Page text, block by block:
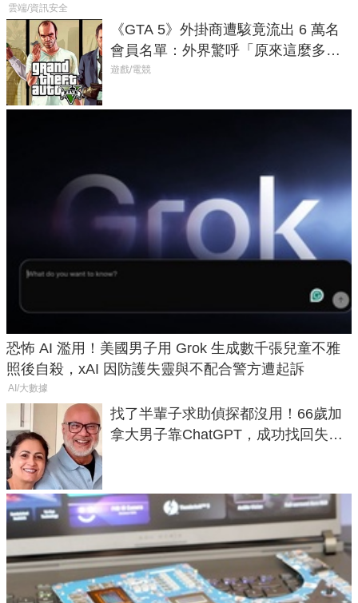
雲端/資訊安全
《GTA 5》外掛商遭駭竟流出 6 萬名
會員名單：外界驚呼「原來這麼多人
在開掛！」
遊戲/電競
恐怖 AI 濫用！美國男子用 Grok 生成數千張兒童不雅
照後自殺，xAI 因防護失靈與不配合警方遭起訴
AI/大數據
找了半輩子求助偵探都沒用！66歲加
拿大男子靠ChatGPT，成功找回失散